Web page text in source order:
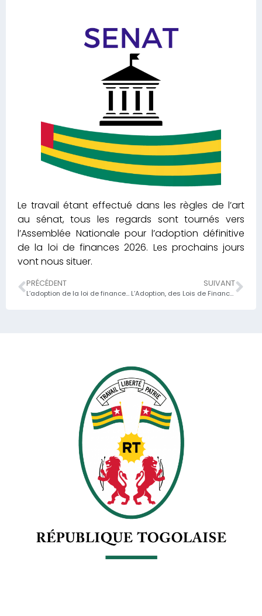
Le travail étant effectué dans les règles de l’art
au sénat, tous les regards sont tournés vers
l’Assemblée Nationale pour l’adoption définitive
de la loi de finances 2026. Les prochains jours
vont nous situer.
PRÉCÉDENT
L’adoption de la loi de finances au Sénat est un moment clé dans le processus législatif togolais, marquant un premier essai réussi du bicaméralisme
SUIVANT
L’Adoption, des Lois de Finances rectificative 2025 et Initiale 2026, est un acte de confiance en l’avenir du pays